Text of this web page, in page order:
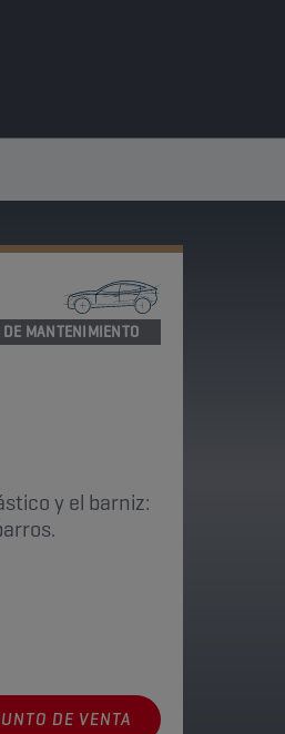
DE MANTENIMIENTO
y el barniz:
DE VENTA